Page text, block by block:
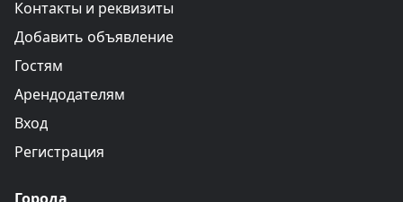
Контакты и реквизиты
Добавить объявление
Гостям
Арендодателям
Вход
Регистрация